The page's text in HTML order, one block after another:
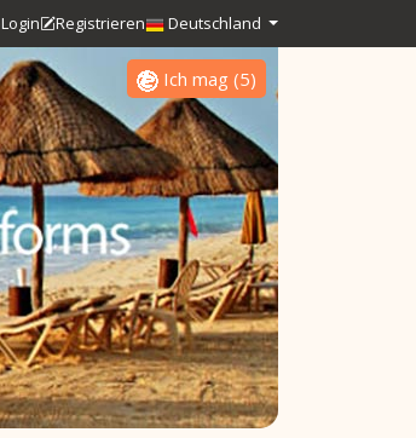
Login Registrieren Deutschland
Ich mag (5)